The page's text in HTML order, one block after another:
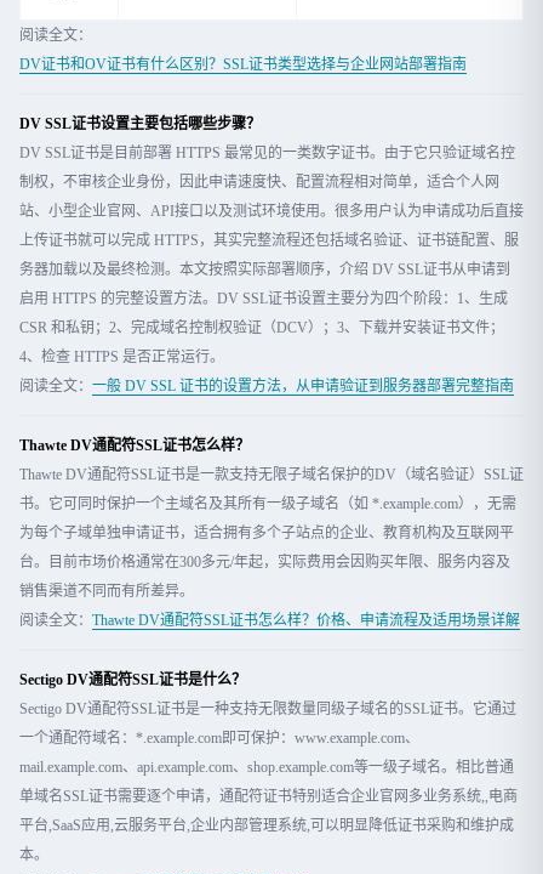
阅读全文：
DV证书和OV证书有什么区别？SSL证书类型选择与企业网站部署指南
DV SSL证书设置主要包括哪些步骤？
DV SSL证书是目前部署 HTTPS 最常见的一类数字证书。由于它只验证域名控
制权，不审核企业身份，因此申请速度快、配置流程相对简单，适合个人网
站、小型企业官网、API接口以及测试环境使用。很多用户认为申请成功后直接
上传证书就可以完成 HTTPS，其实完整流程还包括域名验证、证书链配置、服
务器加载以及最终检测。本文按照实际部署顺序，介绍 DV SSL证书从申请到
启用 HTTPS 的完整设置方法。DV SSL证书设置主要分为四个阶段：1、生成
CSR 和私钥；2、完成域名控制权验证（DCV）；3、下载并安装证书文件；
4、检查 HTTPS 是否正常运行。
阅读全文： 一般 DV SSL 证书的设置方法，从申请验证到服务器部署完整指南
Thawte DV通配符SSL证书怎么样？
Thawte DV通配符SSL证书是一款支持无限子域名保护的DV（域名验证）SSL证
书。它可同时保护一个主域名及其所有一级子域名（如 *.example.com），无需
为每个子域单独申请证书，适合拥有多个子站点的企业、教育机构及互联网平
台。目前市场价格通常在300多元/年起，实际费用会因购买年限、服务内容及
销售渠道不同而有所差异。
阅读全文： Thawte DV通配符SSL证书怎么样？价格、申请流程及适用场景详解
Sectigo DV通配符SSL证书是什么？
Sectigo DV通配符SSL证书是一种支持无限数量同级子域名的SSL证书。它通过
一个通配符域名：*.example.com即可保护：www.example.com、
mail.example.com、api.example.com、shop.example.com等一级子域名。相比普通
单域名SSL证书需要逐个申请，通配符证书特别适合企业官网多业务系统,,电商
平台,SaaS应用,云服务平台,企业内部管理系统,可以明显降低证书采购和维护成
本。